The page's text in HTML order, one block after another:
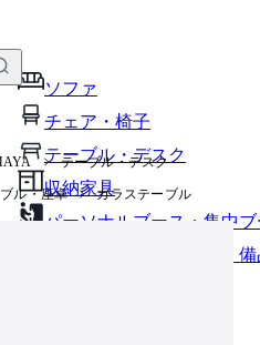
ソファ
チェア・椅子
テーブル・デスク
収納家具
パーソナルブース・集中
オフィスアクセサリー・
けて、カートに追加できます
テーブル・デスク
ル・座卓 ガラステーブル